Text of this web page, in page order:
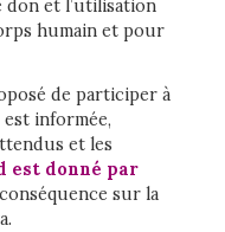
don et l’utilisation
humain et pour
de participer à
est informée,
et les
est donné par
sur la